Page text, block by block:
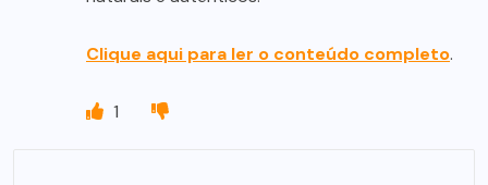
Clique aqui para ler o conteúdo completo.
1